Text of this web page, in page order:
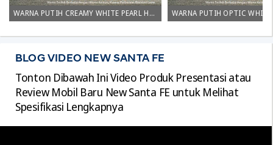
WARNA PUTIH CREAMY WHITE PEARL HYUNDAI SANTA FE SURABAYA
BLOG VIDEO NEW SANTA FE
Tonton Dibawah Ini Video Produk Presentasi atau
Review Mobil Baru New Santa FE untuk Melihat
Spesifikasi Lengkapnya